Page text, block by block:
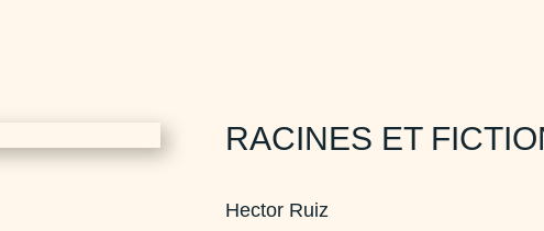
RACINES ET
Hector Ruiz